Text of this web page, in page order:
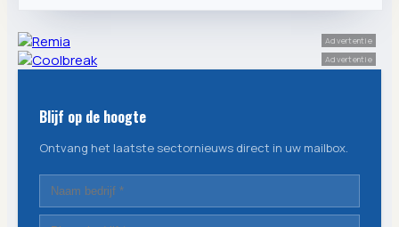
Advertentie
Advertentie
Blijf op de hoogte
Ontvang het laatste sectornieuws direct in uw mailbox.